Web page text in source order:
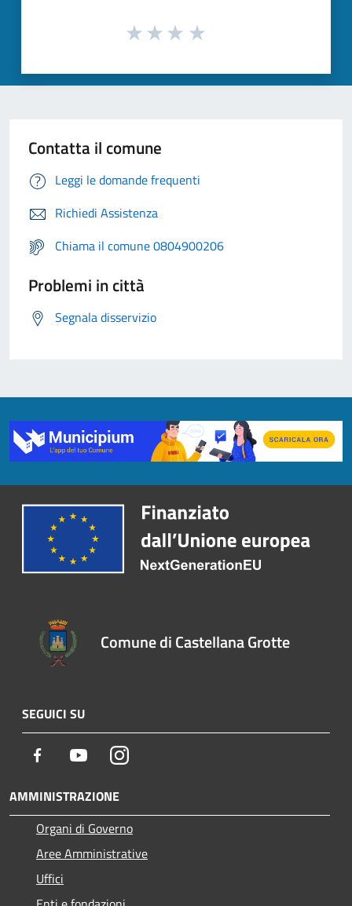
Contatta il comune
Leggi le domande frequenti
Richiedi Assistenza
Chiama il comune 0804900206
Problemi in città
Segnala disservizio
Comune di Castellana Grotte
SEGUICI SU
Facebook YoutubeInstagram
AMMINISTRAZIONE
Organi di Governo
Aree Amministrative
Uffici